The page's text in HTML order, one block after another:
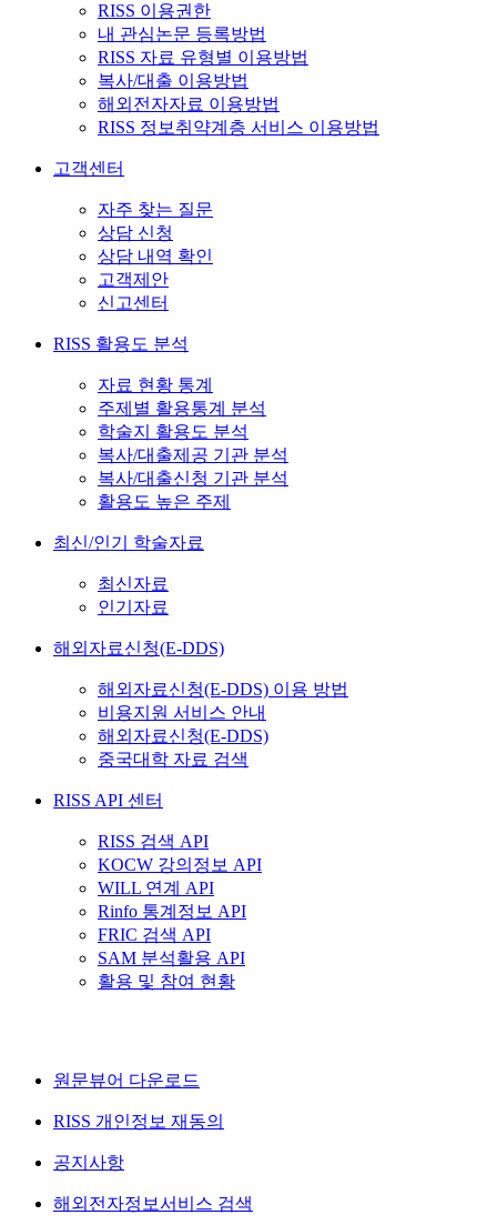
RISS 이용권한
내 관심논문 등록방법
RISS 자료 유형별 이용방법
복사/대출 이용방법
해외전자자료 이용방법
RISS 정보취약계층 서비스 이용방법
고객센터
자주 찾는 질문
상담 신청
상담 내역 확인
고객제안
신고센터
RISS 활용도 분석
자료 현황 통계
주제별 활용통계 분석
학술지 활용도 분석
복사/대출제공 기관 분석
복사/대출신청 기관 분석
활용도 높은 주제
최신/인기 학술자료
최신자료
인기자료
해외자료신청(E-DDS)
해외자료신청(E-DDS) 이용 방법
비용지원 서비스 안내
해외자료신청(E-DDS)
중국대학 자료 검색
RISS API 센터
RISS 검색 API
KOCW 강의정보 API
WILL 연계 API
Rinfo 통계정보 API
FRIC 검색 API
SAM 분석활용 API
활용 및 참여 현황
원문뷰어 다운로드
RISS 개인정보 재동의
공지사항
해외전자정보서비스 검색